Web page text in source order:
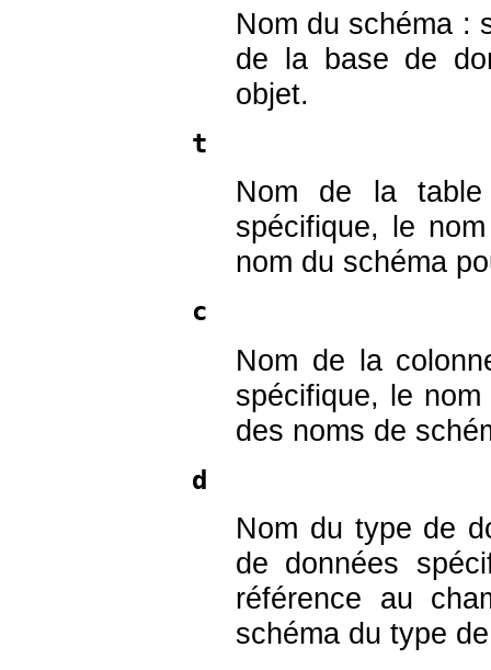
Nom du schéma :
de la base de
objet.
t
Nom de la
spécifique, le
nom du schéma
c
Nom de la
spécifique, le
des noms de
d
Nom du type de
de données
référence au
schéma du type